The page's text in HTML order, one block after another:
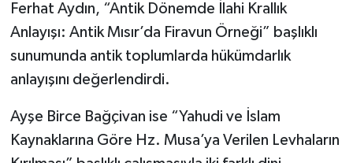
Ferhat Aydın, “Antik Dönemde İlahi Krallık
Anlayışı: Antik Mısır’da Firavun Örneği” başlıklı
sunumunda antik toplumlarda hükümdarlık
anlayışını değerlendirdi.
Ayşe Birce Bağçivan ise “Yahudi ve İslam
Kaynaklarına Göre Hz. Musa’ya Verilen Levhaların